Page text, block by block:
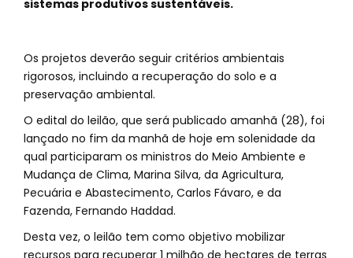
sistemas produtivos sustentáveis.
Os projetos deverão seguir critérios ambientais
rigorosos, incluindo a recuperação do solo e a
preservação ambiental.
O edital do leilão, que será publicado amanhã (28), foi
lançado no fim da manhã de hoje em solenidade da
qual participaram os ministros do Meio Ambiente e
Mudança de Clima, Marina Silva, da Agricultura,
Pecuária e Abastecimento, Carlos Fávaro, e da
Fazenda, Fernando Haddad.
Desta vez, o leilão tem como objetivo mobilizar
recursos para recuperar 1 milhão de hectares de terras